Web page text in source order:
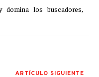
domina los buscadores,
ARTÍCULO SIGUIENTE